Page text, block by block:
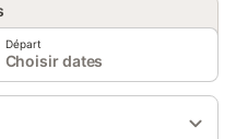
Départ
Choisir dates